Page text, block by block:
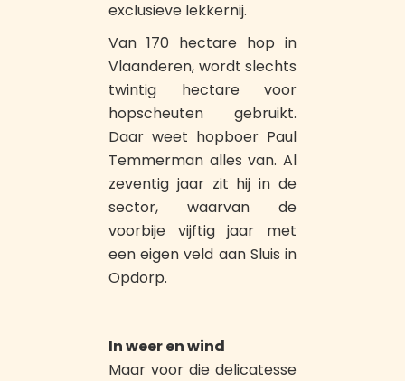
exclusieve lekkernij.
Van 170 hectare hop in
Vlaanderen, wordt slechts
twintig hectare voor
hopscheuten gebruikt.
Daar weet hopboer Paul
Temmerman alles van. Al
zeventig jaar zit hij in de
sector, waarvan de
voorbije vijftig jaar met
een eigen veld aan Sluis in
Opdorp.
In weer en wind
Maar voor die delicatesse